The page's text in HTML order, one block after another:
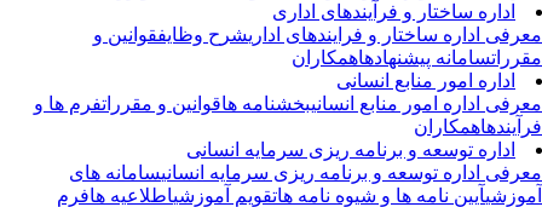
اداره ساختار و فرآیندهای اداری
اداره ساختار و فرایندهای اداریشرح وظایفقوانین و
سامانه پیشنهادهاهمکاران
اداره امور منابع انسانی
اداره امور منابع انسانیبخشنامه هاقوانین و مقررات فرم ها و
همکاران
اداره توسعه و برنامه ریزی سرمایه انسانی
اداره توسعه و برنامه ریزی سرمایه انسانیسامانه های
آیین نامه ها و شیوه نامه هاتقویم آموزشیاطلاعیه هافرم